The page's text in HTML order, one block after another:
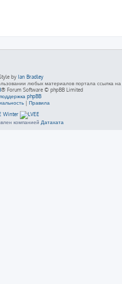
by Ian Bradley
любых материалов портала ссылка на
® Forum Software © phpBB Limited
phpBB
| Правила
компанией Датахата